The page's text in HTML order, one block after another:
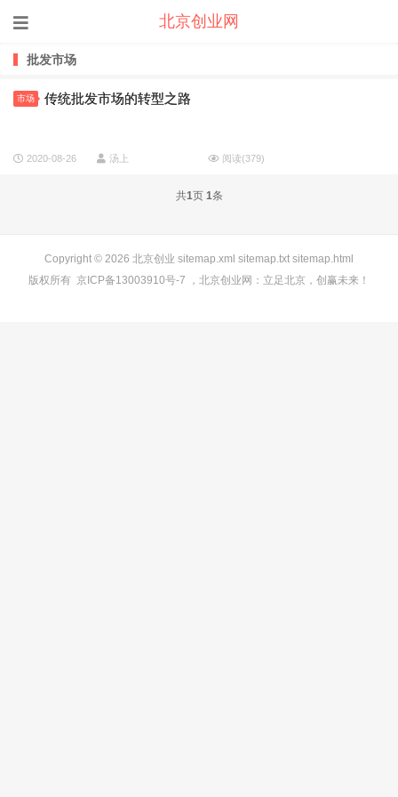
北京创业网
批发市场
市场 传统批发市场的转型之路
2020-08-26 汤上 阅读(379)
共1页 1条
Copyright © 2026 北京创业 sitemap.xml sitemap.txt sitemap.html
版权所有 京ICP备13003910号-7 ， 北京创业网 ：立足北京，创赢未来！